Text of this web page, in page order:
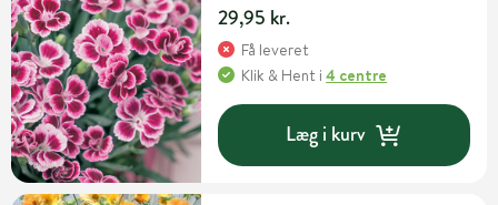
29,95 kr.
Få leveret
Klik & Hent i4 centre
Læg i kurv